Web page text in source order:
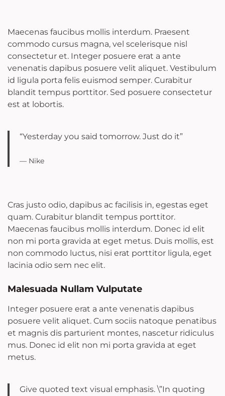
Maecenas faucibus mollis interdum. Praesent
commodo cursus magna, vel scelerisque nisl
consectetur et. Integer posuere erat a ante
venenatis dapibus posuere velit aliquet. Vestibulum
id ligula porta felis euismod semper. Curabitur
blandit tempus porttitor. Sed posuere consectetur
est at lobortis.
“Yesterday you said tomorrow. Just do it”
— Nike
Cras justo odio, dapibus ac facilisis in, egestas eget
quam. Curabitur blandit tempus porttitor.
Maecenas faucibus mollis interdum. Donec id elit
non mi porta gravida at eget metus. Duis mollis, est
non commodo luctus, nisi erat porttitor ligula, eget
lacinia odio sem nec elit.
Malesuada Nullam Vulputate
Integer posuere erat a ante venenatis dapibus
posuere velit aliquet. Cum sociis natoque penatibus
et magnis dis parturient montes, nascetur ridiculus
mus. Donec id elit non mi porta gravida at eget
metus.
Give quoted text visual emphasis. \”In quoting